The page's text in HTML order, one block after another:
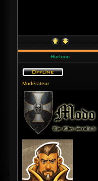
Hurloon
Modérateur